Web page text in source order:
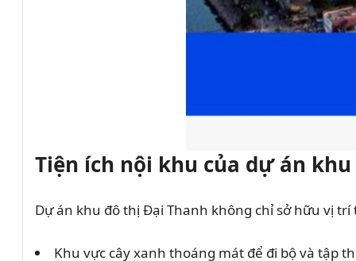
Tiện ích nội khu của dự án
Dự án khu đô thị Đại Thanh không chỉ sở hữu vị
Khu vực cây xanh thoáng mát để đi bộ và tập